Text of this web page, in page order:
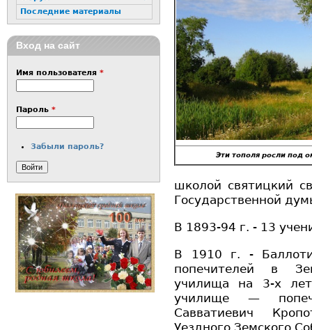
Эти тополя росли под
школой святицкий
Государственной
В 1893-94 г. - 13
В 1910 г. -
попечителей в
училища на 3-х
училище —
Савватиевич
Последние материалы
Вход на сайт
Имя пользователя *
Пароль *
Забыли пароль?